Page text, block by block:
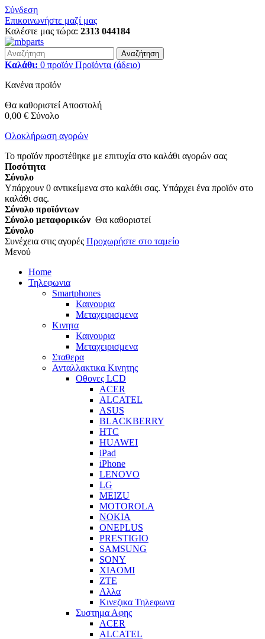
Σύνδεση
Επικοινωνήστε μαζί μας
Καλέστε μας τώρα: 2313 044184
Αναζήτηση
Καλάθι: 0 προϊόν Προϊόντα (άδειο)
Κανένα προϊόν
Θα καθοριστεί Αποστολή
0,00 € Σύνολο
Ολοκλήρωση αγορών
Το προϊόν προστέθηκε με επιτυχία στο καλάθι αγορών σας
Ποσότητα
Σύνολο
Υπάρχουν 0 αντικείμενα στο καλάθι σας. Υπάρχει ένα προϊόν στο
καλάθι σας.
Σύνολο προϊόντων
Σύνολο μεταφορικών Θα καθοριστεί
Σύνολο
Συνέχεια στις αγορές Προχωρήστε στο ταμείο
Μενού
Home
Τηλεφωνια
Smartphones
Καινουρια
Μεταχειρισμενα
Κινητα
Καινουρια
Μεταχειρισμενα
Σταθερα
Ανταλλακτικα Κινητης
Οθονες LCD
ACER
ALCATEL
ASUS
BLACKBERRY
HTC
HUAWEI
iPad
iPhone
LENOVO
LG
MEIZU
MOTOROLA
NOKIA
ONEPLUS
PRESTIGIO
SAMSUNG
SONY
XIAOMI
ZTE
Αλλα
Κινεζικα Τηλεφωνα
Συστημα Αφης
ACER
ALCATEL